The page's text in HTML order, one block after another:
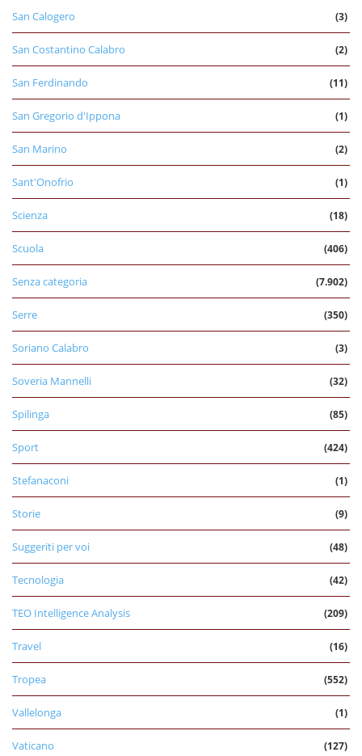
San Calogero (3)
San Costantino Calabro (2)
San Ferdinando (11)
San Gregorio d'Ippona (1)
San Marino (2)
Sant'Onofrio (1)
Scienza (18)
Scuola (406)
Senza categoria (7.902)
Serre (350)
Soriano Calabro (3)
Soveria Mannelli (32)
Spilinga (85)
Sport (424)
Stefanaconi (1)
Storie (9)
Suggeriti per voi (48)
Tecnologia (42)
TEO Intelligence Analysis (209)
Travel (16)
Tropea (552)
Vallelonga (1)
Vaticano (127)